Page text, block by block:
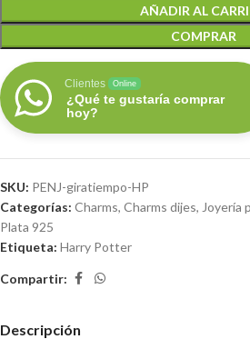
AÑADIR AL
COMPRAR
Clientes Online
¿Qué te gustaría comprar
hoy?
SKU: PENJ-giratiempo-HP
Categorías: Charms, Charms dijes, Joyería
Plata 925
Etiqueta: Harry Potter
Compartir:
Descripción